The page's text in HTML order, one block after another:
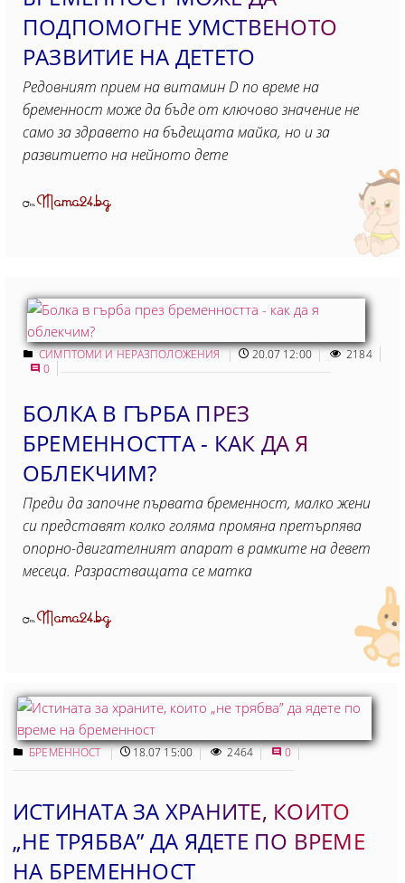
ПОДПОМОГНЕ УМСТВЕНОТО
РАЗВИТИЕ НА ДЕТЕТО
Редовният прием на витамин D по време на
бременност може да бъде от ключово значение не
само за здравето на бъдещата майка, но и за
развитието на нейното дете
ОтMama24.bg
СИМПТОМИ И НЕРАЗПОЛОЖЕНИЯ 20.07 12:00
2184
0
БОЛКА В ГЪРБА ПРЕЗ
БРЕМЕННОСТТА - КАК ДА Я
ОБЛЕКЧИМ?
Преди да започне първата бременност, малко жени
си представят колко голяма промяна претърпява
опорно-двигателният апарат в рамките на девет
месеца. Разрастващата се матка
ОтMama24.bg
БРЕМЕННОСТ 18.07 15:00 2464 0
ИСТИНАТА ЗА ХРАНИТЕ, КОИТО
„НЕ ТРЯБВА” ДА ЯДЕТЕ ПО ВРЕМЕ
НА БРЕМЕННОСТ